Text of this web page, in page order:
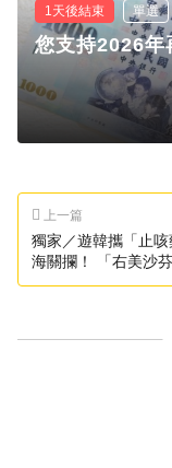
1天後結束 單選
您支持2026年
上一篇
獨家／遊韓攜「止咳
海關攔！ 「右美沙芬
制藥